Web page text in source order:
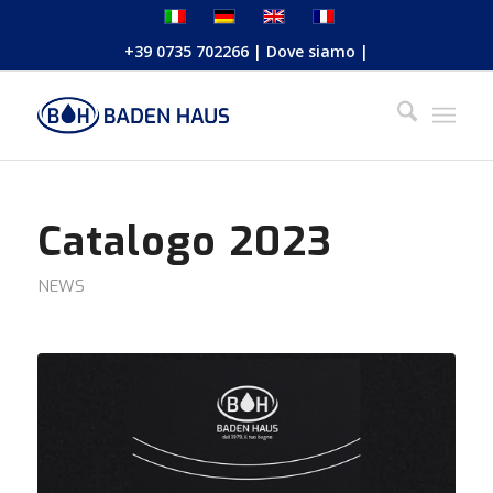
+39 0735 702266| Dove siamo |
Catalogo 2023
NEWS